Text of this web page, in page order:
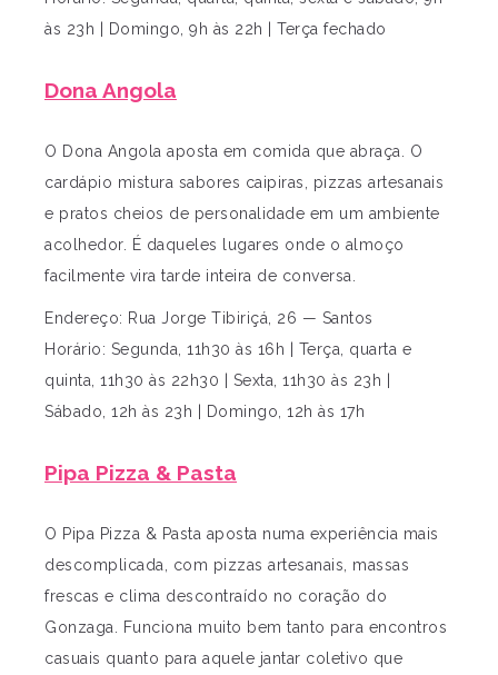
às 23h | Domingo, 9h às 22h | Terça fechado
Dona Angola
O Dona Angola aposta em comida que abraça. O
cardápio mistura sabores caipiras, pizzas artesanais
e pratos cheios de personalidade em um ambiente
acolhedor. É daqueles lugares onde o almoço
facilmente vira tarde inteira de conversa.
Endereço: Rua Jorge Tibiriçá, 26 — Santos
Horário: Segunda, 11h30 às 16h | Terça, quarta e
quinta, 11h30 às 22h30 | Sexta, 11h30 às 23h |
Sábado, 12h às 23h | Domingo, 12h às 17h
Pipa Pizza & Pasta
O Pipa Pizza & Pasta aposta numa experiência mais
descomplicada, com pizzas artesanais, massas
frescas e clima descontraído no coração do
Gonzaga. Funciona muito bem tanto para encontros
casuais quanto para aquele jantar coletivo que